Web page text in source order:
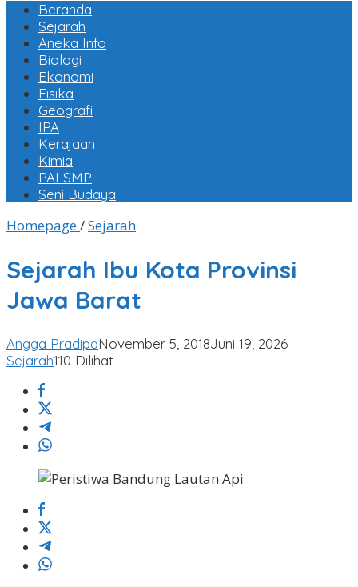
Beranda
Sejarah
Aneka Info
Biologi
Ekonomi
Fisika
Geografi
IPA
Kerajaan
Kimia
PAI SMP
Seni Budaya
Homepage/SejarahSejarah
Kota
Provinsi
Jawa
Sejarah Ibu Kota Provinsi
Jawa Barat
Angga PradipaNovember 5, 2018Juni 19, 2026
Sejarah110 Dilihat